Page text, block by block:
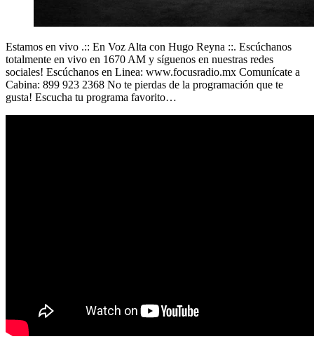
Estamos en vivo .:: En Voz Alta con Hugo Reyna ::. Escúchanos
totalmente en vivo en 1670 AM y síguenos en nuestras redes
sociales! Escúchanos en Linea: www.focusradio.mx Comunícate a
Cabina: 899 923 2368 No te pierdas de la programación que te
gusta! Escucha tu programa favorito…